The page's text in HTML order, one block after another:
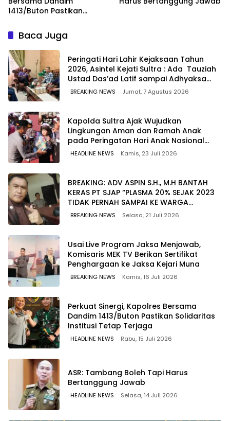
1413/Buton Pastikan
Terjaga
Baca Juga
Peringati Hari Lahir Kejaksaan Tahun
2026, Asintel Kejati Sultra : Ada Tauziah
Ustad Das’ad Latif sampai Adhyaksa
Run
BREAKING NEWS Jumat, 7 Agustus 2026
Kapolda Sultra Ajak Wujudkan
Lingkungan Aman dan Ramah Anak
pada Peringatan Hari Anak Nasional
2026
HEADLINE NEWS Kamis, 23 Juli 2026
BREAKING: ADV ASPIN S.H., M.H BANTAH
KERAS PT SJAP “PLASMA 20% SEJAK 2023
TIDAK PERNAH SAMPAI KE WARGA
WAWOONE!
BREAKING NEWS Selasa, 21 Juli 2026
Usai Live Program Jaksa Menjawab,
Komisaris MEK TV Berikan Sertifikat
Penghargaan ke Jaksa Kejari Muna
BREAKING NEWS Kamis, 16 Juli 2026
Perkuat Sinergi, Kapolres Bersama
Dandim 1413/Buton Pastikan Solidaritas
Institusi Tetap Terjaga
HEADLINE NEWS Rabu, 15 Juli 2026
ASR: Tambang Boleh Tapi Harus
Bertanggung Jawab
HEADLINE NEWS Selasa, 14 Juli 2026